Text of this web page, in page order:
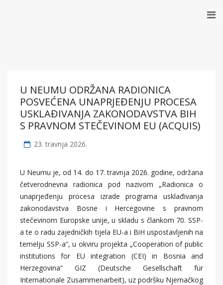
U NEUMU ODRŽANA RADIONICA
POSVEĆENA UNAPRJEĐENJU PROCESA
USKLAĐIVANJA ZAKONODAVSTVA BIH
S PRAVNOM STEČEVINOM EU (ACQUIS)
23. travnja 2026.
U Neumu je, od 14. do 17. travnja 2026. godine, održana
četverodnevna radionica pod nazivom „Radionica o
unaprjeđenju procesa izrade programa usklađivanja
zakonodavstva Bosne i Hercegovine s pravnom
stečevinom Europske unije, u skladu s člankom 70. SSP-
a te o radu zajedničkih tijela EU-a i BiH uspostavljenih na
temelju SSP-a“, u okviru projekta „Cooperation of public
institutions for EU integration (CEI) in Bosnia and
Herzegovina“ GIZ (Deutsche Gesellschaft für
Internationale Zusammenarbeit), uz podršku Njemačkog